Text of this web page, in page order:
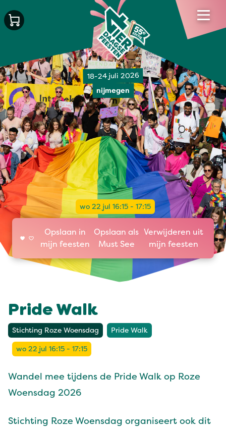
18-24 juli 2026
nijmegen
wo 22 jul 16:15 - 17:15
Opslaan in
mijn feesten
Opslaan als
Must See
Verwijderen uit
mijn feesten
Pride Walk
Stichting Roze Woensdag Pride Walk
wo 22 jul 16:15 - 17:15
Wandel mee tijdens de Pride Walk op Roze
Woensdag 2026
Stichting Roze Woensdag organiseert ook dit